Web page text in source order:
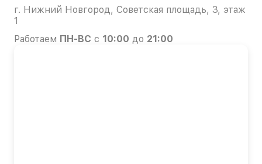
г. Нижний Новгород, Советская площадь, 3, этаж
1
Работаем ПН-ВС с 10:00 до 21:00